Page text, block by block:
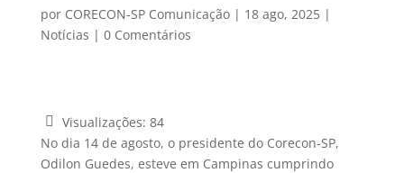
por CORECON-SP Comunicação| 18 ago, 2025|
Notícias | 0 Comentários
Visualizações: 84
No dia 14 de agosto, o presidente do Corecon-SP,
Odilon Guedes, esteve em Campinas cumprindo